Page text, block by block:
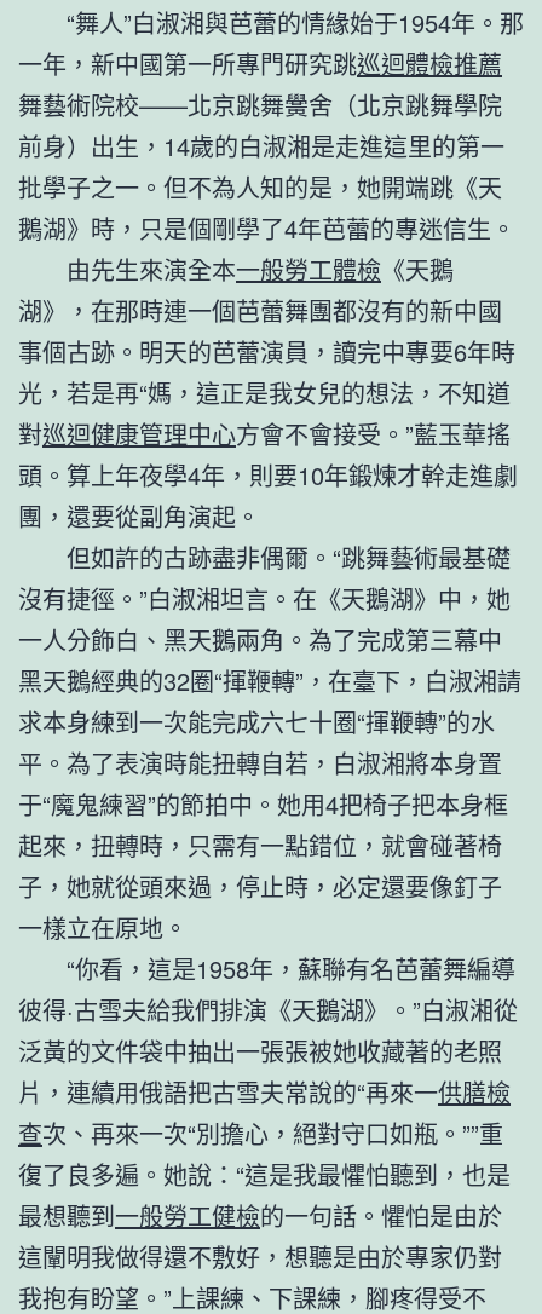
“舞人”白淑湘與芭蕾的情緣始于1954年。那
一年，新中國第一所專門研究跳巡迴體檢推薦
舞藝術院校——北京跳舞黌舍（北京跳舞學院
前身）出生，14歲的白淑湘是走進這里的第一
批學子之一。但不為人知的是，她開端跳《天
鵝湖》時，只是個剛學了4年芭蕾的專迷信生。
由先生來演全本一般勞工體檢 《天鵝
湖》，在那時連一個芭蕾舞團都沒有的新中國
事個古跡。明天的芭蕾演員，讀完中專要6年時
光，若是再“媽，這正是我女兒的想法，不知道
對巡迴健康管理中心方會不會接受。”藍玉華搖
頭。算上年夜學4年，則要10年鍛煉才幹走進劇
團，還要從副角演起。
但如許的古跡盡非偶爾。“跳舞藝術最基礎
沒有捷徑。”白淑湘坦言。在《天鵝湖》中，她
一人分飾白、黑天鵝兩角。為了完成第三幕中
黑天鵝經典的32圈“揮鞭轉”，在臺下，白淑湘請
求本身練到一次能完成六七十圈“揮鞭轉”的水
平。為了表演時能扭轉自若，白淑湘將本身置
于“魔鬼練習”的節拍中。她用4把椅子把本身框
起來，扭轉時，只需有一點錯位，就會碰著椅
子，她就從頭來過，停止時，必定還要像釘子
一樣立在原地。
“你看，這是1958年，蘇聯有名芭蕾舞編導
彼得·古雪夫給我們排演《天鵝湖》。”白淑湘從
泛黃的文件袋中抽出一張張被她收藏著的老照
片，連續用俄語把古雪夫常說的“再來一供膳檢
查次、再來一次“別擔心，絕對守口如瓶。””重
復了良多遍。她說：“這是我最懼怕聽到，也是
最想聽到一般勞工健檢的一句話。懼怕是由於
這闡明我做得還不敷好，想聽是由於專家仍對
我抱有盼望。”上課練、下課練，腳疼得受不